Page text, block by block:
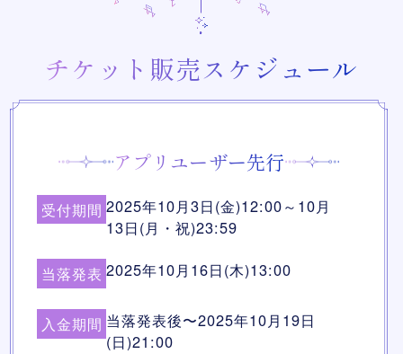
チケット販売スケジュール
アプリユーザー先行
受付期間 2025年10月3日(金)12:00～10月
13日(月・祝)23:59
当落発表 2025年10月16日(木)13:00
入金期間 当落発表後〜2025年10月19日
(日)21:00